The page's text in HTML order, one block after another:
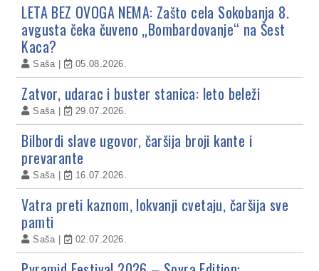
LETA BEZ OVOGA NEMA: Zašto cela Sokobanja 8.
avgusta čeka čuveno „Bombardovanje“ na Šest
Kaca?
Saša 05.08.2026.
Zatvor, udarac i buster stanica: leto beleži
Saša 29.07.2026.
Bilbordi slave ugovor, čaršija broji kante i
prevarante
Saša 16.07.2026.
Vatra preti kaznom, lokvanji cvetaju, čaršija sve
pamti
Saša 02.07.2026.